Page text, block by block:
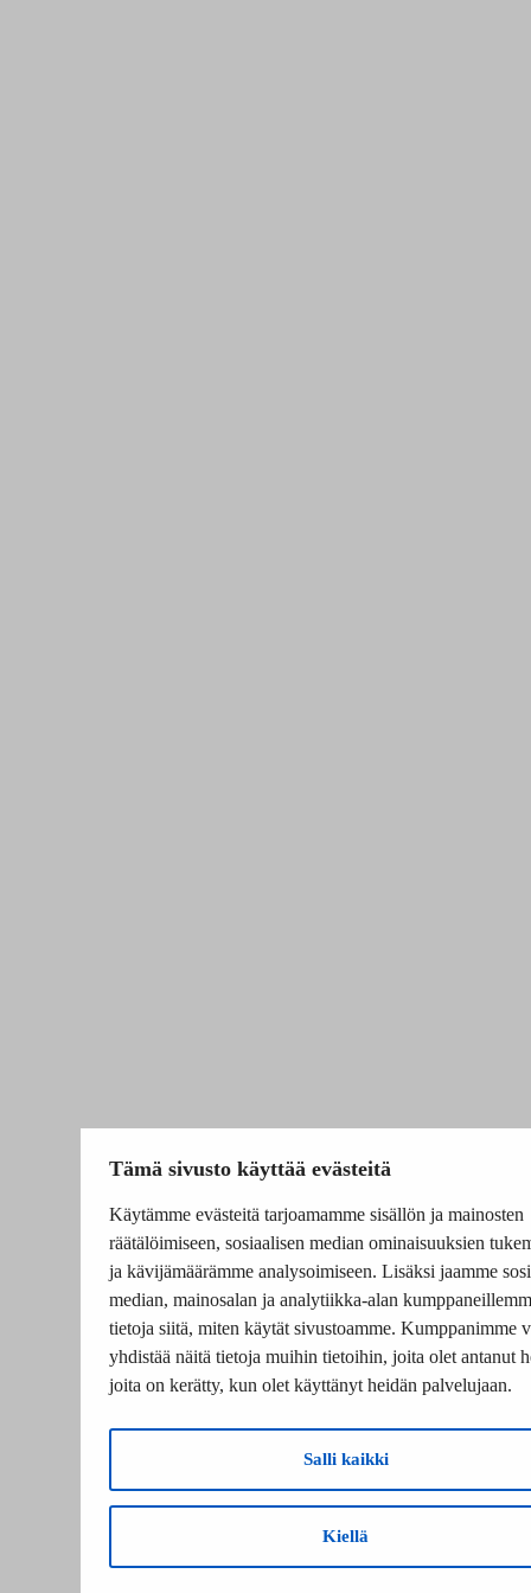
Tämä sivusto käyttää evästeitä
Käytämme evästeitä tarjoamamme sisällön ja mainosten
räätälöimiseen, sosiaalisen median ominaisuuksien
ja kävijämäärämme analysoimiseen. Lisäksi jaamme
median, mainosalan ja analytiikka-alan
tietoja siitä, miten käytät sivustoamme. Kumppanimme
yhdistää näitä tietoja muihin tietoihin, joita olet antanut
joita on kerätty, kun olet käyttänyt heidän palvelujaan.
Salli kaikki
Kiellä